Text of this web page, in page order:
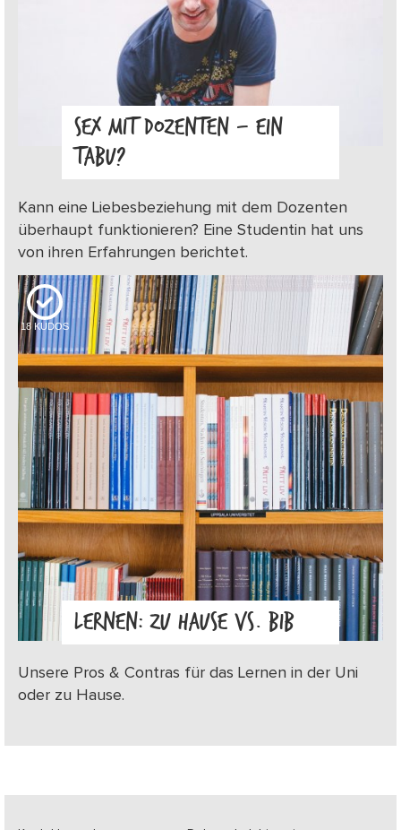
SEX MIT DOZENTEN – EIN
TABU?
Kann eine Liebesbeziehung mit dem Dozenten
überhaupt funktionieren? Eine Studentin hat uns
von ihren Erfahrungen berichtet.
18 KUDOS
LERNEN: ZU HAUSE VS. BIB
Unsere Pros & Contras für das Lernen in der Uni
oder zu Hause.